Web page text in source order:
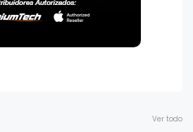
Ver todo